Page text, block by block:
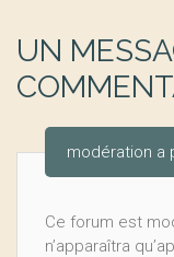
UN
modération a
Ce forum est
n’apparaîtra